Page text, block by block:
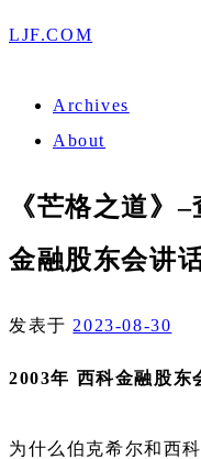
LJF.COM
Archives
About
《芒格之道》
金融股东会讲
发表于 2023-08-30
2003年 西科金融股东
为什么伯克希尔和西